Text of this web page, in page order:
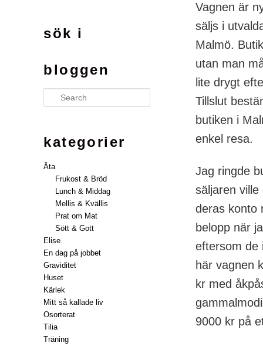
Vagnen är
säljs i
Malmö.
utan man
lite drygt
Tillslut
butiken i
enkel resa.
Jag ringde
säljaren
deras konto
belopp när
eftersom de
här vagnen
kr med
9000 kr på
sök i
bloggen
Search
kategorier
Äta
Frukost & Bröd
Lunch & Middag
Mellis & Kvällis
Prat om Mat
Sött & Gott
Elise
En dag på jobbet
Graviditet
Huset
Kärlek
Mitt så kallade liv
Osorterat
Tilia
Träning